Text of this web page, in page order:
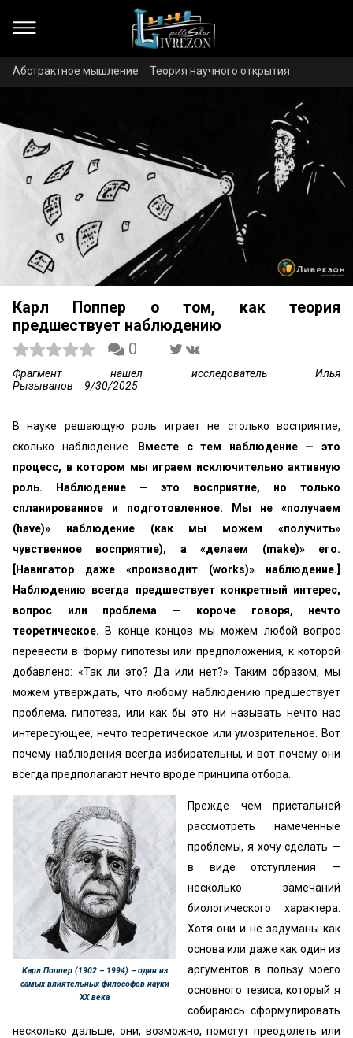
Абстрактное мышление Теория научного открытия
Карл Поппер о том, как теория
предшествует наблюдению
0
Фрагмент нашел исследователь Илья
Рызыванов
9/30/2025
В науке решающую роль играет не столько восприятие,
сколько наблюдение.
Вместе с тем наблюдение — это
процесс, в котором мы играем исключительно активную
роль. Наблюдение — это восприятие, но только
спланированное и подготовленное. Мы не «получаем
(have)» наблюдение (как мы можем «получить»
чувственное восприятие), а «делаем (make)» его.
[Навигатор даже «производит (works)» наблюдение.]
Наблюдению всегда предшествует конкретный интерес,
вопрос или проблема — короче говоря, нечто
теоретическое. В конце концов мы можем любой вопрос
перевести в форму гипотезы или предположения, к которой
добавлено: «Так ли это? Да или нет?» Таким образом, мы
можем утверждать, что любому наблюдению предшествует
проблема, гипотеза, или как бы это ни называть нечто нас
интересующее, нечто теоретическое или умозрительное. Вот
почему наблюдения всегда избирательны, и вот почему они
всегда предполагают нечто вроде принципа отбора.
Карл Поппер (1902 – 1994) – один из
самых влиятельных философов науки
XX века
Прежде чем пристальней
рассмотреть намеченные
проблемы, я хочу сделать —
в виде отступления —
несколько замечаний
биологического характера.
Хотя они и не задуманы как
основа или даже как один из
аргументов в пользу моего
основного тезиса, который я
собираюсь сформулировать
несколько дальше, они, возможно, помогут преодолеть или